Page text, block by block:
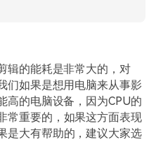
辑的能耗是非常大的，对
们如果是想用电脑来从事影
高的电脑设备，因为CPU的
常重要的，如果这方面表现
是大有帮助的，建议大家选